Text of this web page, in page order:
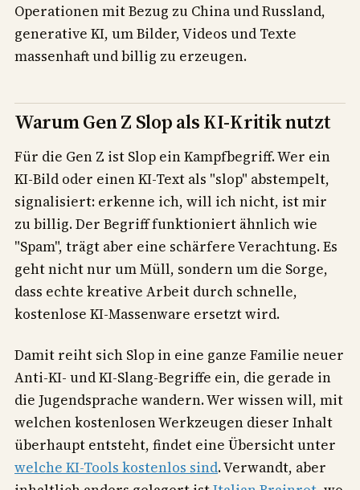
Operationen mit Bezug zu China und Russland,
generative KI, um Bilder, Videos und Texte
massenhaft und billig zu erzeugen.
Warum Gen Z Slop als KI-Kritik nutzt
Für die Gen Z ist Slop ein Kampfbegriff. Wer ein
KI-Bild oder einen KI-Text als "slop" abstempelt,
signalisiert: erkenne ich, will ich nicht, ist mir
zu billig. Der Begriff funktioniert ähnlich wie
"Spam", trägt aber eine schärfere Verachtung. Es
geht nicht nur um Müll, sondern um die Sorge,
dass echte kreative Arbeit durch schnelle,
kostenlose KI-Massenware ersetzt wird.
Damit reiht sich Slop in eine ganze Familie neuer
Anti-KI- und KI-Slang-Begriffe ein, die gerade in
die Jugendsprache wandern. Wer wissen will, mit
welchen kostenlosen Werkzeugen dieser Inhalt
überhaupt entsteht, findet eine Übersicht unter
welche KI-Tools kostenlos sind. Verwandt, aber